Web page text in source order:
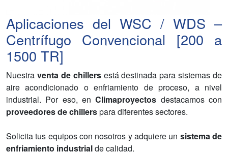
Aplicaciones del WSC / WDS –
Centrífugo Convencional [200 a
1500 TR]
Nuestra venta de chillersestá destinada para sistemas de
aire acondicionado o enfriamiento de proceso, a nivel
industrial. Por eso, enClimaproyectos destacamos con
proveedores de chillerspara diferentes sectores.
Solicita tus equipos con nosotros y adquiere un sistema de
enfriamiento industrialde calidad.